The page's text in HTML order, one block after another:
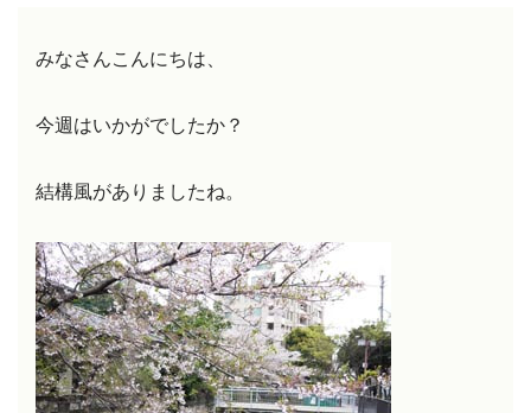
みなさんこんにちは、
今週はいかがでしたか？
結構風がありましたね。